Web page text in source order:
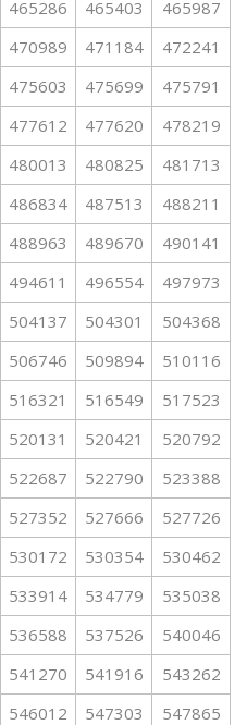
465286 465403
465987
470989 471184
472241
475603 475699
475791
477612 477620
478219
480013 480825
481713
486834 487513
488211
488963 489670
490141
494611 496554
497973
504137 504301
504368
506746 509894
510116
516321 516549
517523
520131 520421
520792
522687 522790
523388
527352 527666
527726
530172 530354
530462
533914 534779
535038
536588 537526
540046
541270 541916
543262
546012 547303
547865